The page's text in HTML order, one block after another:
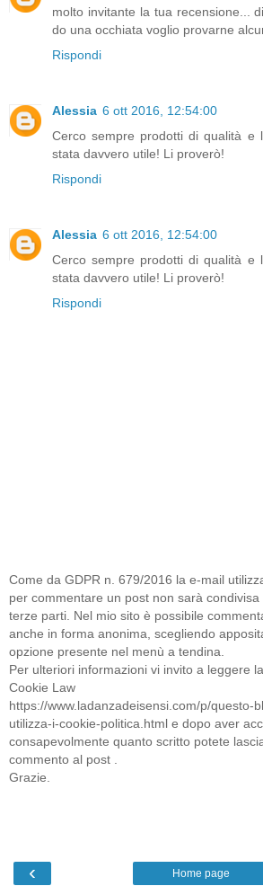
molto invitante la tua recensione...
do una occhiata voglio provarne
Rispondi
Alessia 6 ott 2016, 12:54:00
Cerco sempre prodotti di qualità e
stata davvero utile! Li proverò!
Rispondi
Alessia 6 ott 2016, 12:54:00
Cerco sempre prodotti di qualità e
stata davvero utile! Li proverò!
Rispondi
Come da GDPR n. 679/2016 la e-mail
per commentare un post non sarà condivisa
terze parti. Nel mio sito è possibile
anche in forma anonima, scegliendo
opzione presente nel menù a tendina.
Per ulteriori informazioni vi invito a leggere
Cookie Law
https://www.ladanzadeisensi.com/p/questo-
utilizza-i-cookie-politica.html e dopo aver
consapevolmente quanto scritto potete
commento al post .
Grazie.
‹ Home page